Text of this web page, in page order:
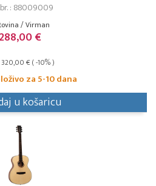
: 88009009
/ Virman
288,00 €
320,00 € ( -10% )
za 5-10 dana
u košaricu